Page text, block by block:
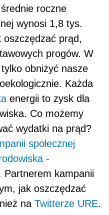
roczne
wynosi 1,8 tys.
oszczędzać prąd,
progów. W
obniżyć nasze
Każda
energii to zysk dla
Co możemy
wydatki na prąd?
społecznej
-
Partnerem kampanii
jak oszczędzać
na Twitterze URE.